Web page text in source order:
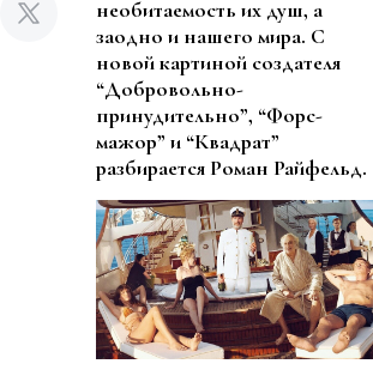
необитаемость их душ, а
заодно и нашего мира. С
новой картиной создателя
“Добровольно-
принудительно”, “Форс-
мажор” и “Квадрат”
разбирается Роман Райфельд.